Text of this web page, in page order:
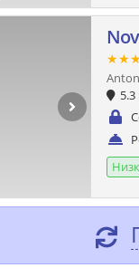
5.3